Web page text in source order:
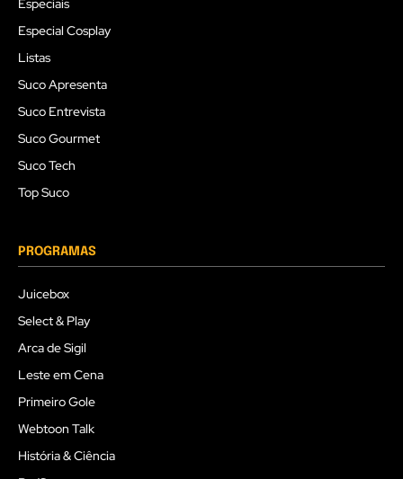
Especiais
Especial Cosplay
Listas
Suco Apresenta
Suco Entrevista
Suco Gourmet
Suco Tech
Top Suco
PROGRAMAS
Juicebox
Select & Play
Arca de Sigil
Leste em Cena
Primeiro Gole
Webtoon Talk
História & Ciência